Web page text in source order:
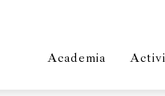
Academia